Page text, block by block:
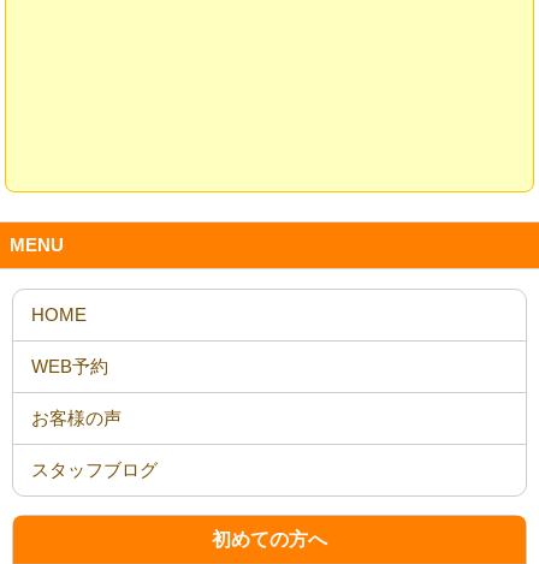
MENU
HOME
WEB予約
お客様の声
スタッフブログ
初めての方へ